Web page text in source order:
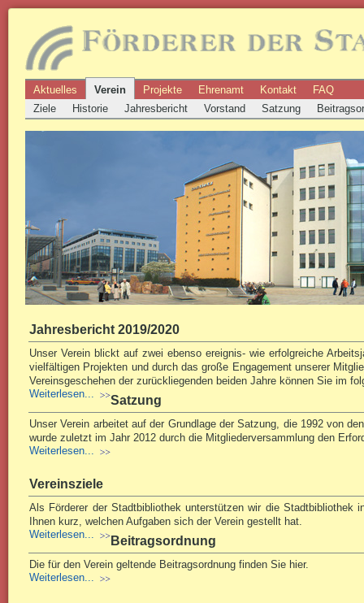
Aktuelles Verein Projekte Ehrenamt Kontakt
FAQ
Ziele
Historie Jahresbericht Vorstand Satzung
Jahresbericht 2019/2020
Unser Verein blickt auf zwei ebenso ereignis- wie erfolgreiche
vielfältigen Projekten und durch das große Engagement unserer
Vereinsgeschehen der zurückliegenden beiden Jahre können Sie im
Weiterlesen...
Satzung
Unser Verein arbeitet auf der Grundlage der Satzung, die 1992 von
wurde zuletzt im Jahr 2012 durch die Mitgliederversammlung den
Weiterlesen...
Vereinsziele
Als Förderer der Stadtbibliothek unterstützen wir die Stadtbibliothek
Ihnen kurz, welchen Aufgaben sich der Verein gestellt hat.
Weiterlesen...
Beitragsordnung
Die für den Verein geltende Beitragsordnung finden Sie hier.
Weiterlesen...